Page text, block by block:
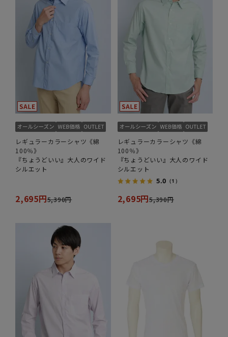
レギュラーカラーシャツ《綿
100％》
『ちょうどいい』大人のワイド
シルエット
2,695円5,390円
レギュラーカラーシャツ《綿
100％》
『ちょうどいい』大人のワイド
シルエット
5.0 （1）
2,695円5,390円